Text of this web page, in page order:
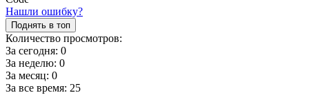
Нашли ошибку?
Поднять в топ
Количество просмотров:
За сегодня: 0
За неделю: 0
За месяц: 0
За все время: 25